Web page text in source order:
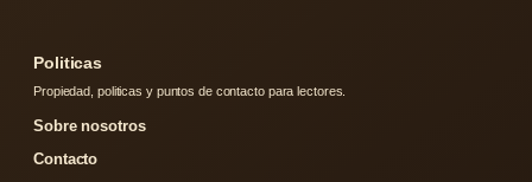
Politicas
Propiedad, politicas y puntos de contacto para lectores.
Sobre nosotros
Contacto